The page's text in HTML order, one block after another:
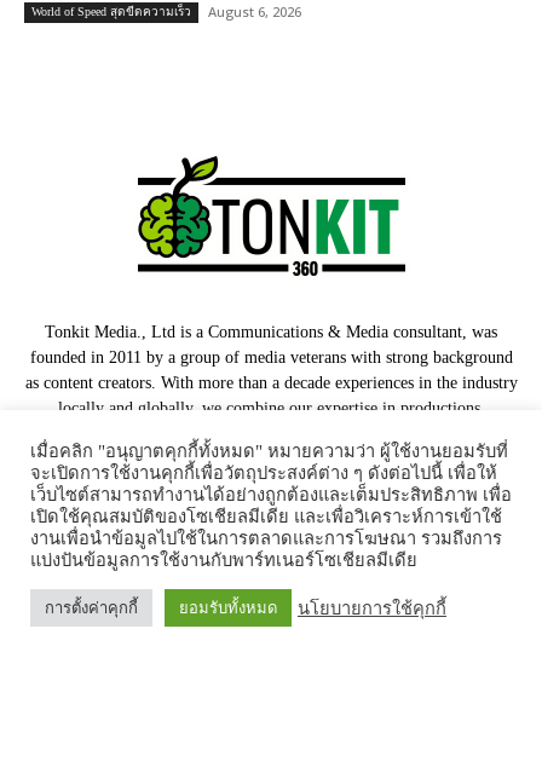
World of Speed สุดขีดความเร็ว August 6, 2026
Tonkit Media., Ltd is a Communications & Media consultant, was
founded in 2011 by a group of media veterans with strong background
as content creators. With more than a decade experiences in the industry
locally and globally, we combine our expertise in productions,
for our clients.
Our Partners
เมื่อคลิก "อนุญาตคุกกี้ทั้งหมด" หมายความว่า ผู้ใช้งานยอมรับที่
จะเปิดการใช้งานคุกกี้เพื่อวัตถุประสงค์ต่าง ๆ ดังต่อไปนี้ เพื่อให้
เว็บไซต์สามารถทำงานได้อย่างถูกต้องและเต็มประสิทธิภาพ เพื่อ
เปิดใช้คุณสมบัติของโซเชียลมีเดีย และเพื่อวิเคราะห์การเข้าใช้
งานเพื่อนำข้อมูลไปใช้ในการตลาดและการโฆษณา รวมถึงการ
แบ่งปันข้อมูลการใช้งานกับพาร์ทเนอร์โซเชียลมีเดีย
การตั้งค่าคุกกี้ ยอมรับทั้งหมด นโยบายการใช้คุกกี้